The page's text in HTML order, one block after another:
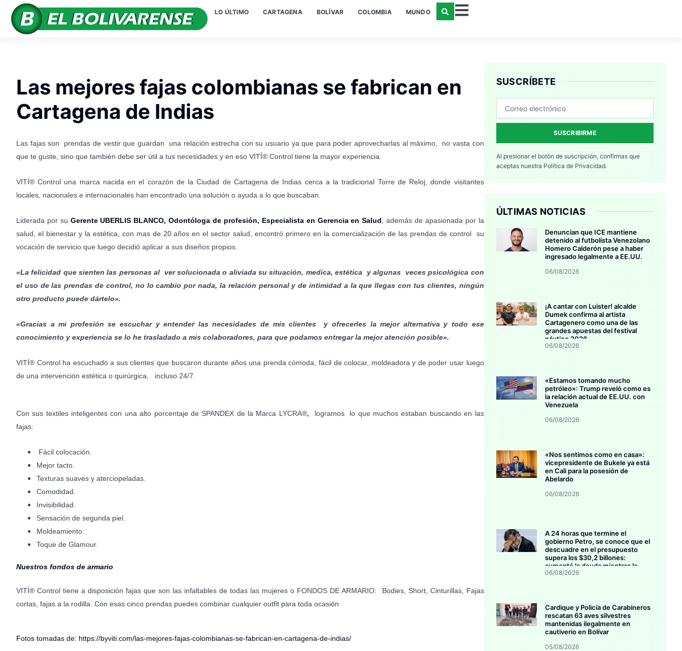
LO ÚLTIMO CARTAGENA BOLÍVAR COLOMBIA MUNDO
Las mejores fajas colombianas se fabrican en
Cartagena de Indias
Las fajas son prendas de vestir que guardan una relación estrecha con su usuario ya que para poder aprovecharlas al máximo, no vasta con
que te guste, sino que también debe ser útil a tus necesidades y en eso VITÍ® Control tiene la mayor experiencia.
VITÍ® Control una marca nacida en el corazón de la Ciudad de Cartagena de Indias cerca a la tradicional Torre de Reloj, donde visitantes
locales, nacionales e internacionales han encontrado una solución o ayuda a lo que buscaban.
Liderada por su Gerente UBERLIS BLANCO, Odontóloga de profesión, Especialista en Gerencia en Salud, además de apasionada por la
salud, el bienestar y la estética, con mas de 20 años en el sector salud, encontró primero en la comercialización de las prendas de control su
vocación de servicio que luego decidió aplicar a sus diseños propios.
«La felicidad que sienten las personas al ver solucionada o aliviada su situación, medica, estética y algunas veces psicológica con
el uso de las prendas de control, no lo cambio por nada, la relación personal y de intimidad a la que llegas con tus clientes, ningún
otro producto puede dártelo».
«Gracias a mi profesión se escuchar y entender las necesidades de mis clientes y ofrecerles la mejor alternativa y todo ese
conocimiento y experiencia se lo he trasladado a mis colaboradores, para que podamos entregar la mejor atención posible».
VITÍ® Control ha escuchado a sus clientes que buscaron durante años una prenda cómoda, fácil de colocar, moldeadora y de poder usar luego
de una intervención estética o quirúrgica, incluso 24/7.
Con sus textiles inteligentes con una alto porcentaje de SPANDEX de la Marca LYCRA®,
logramos lo que muchos estaban buscando en las
fajas:
Fácil colocación.
Mejor tacto.
Texturas suaves y aterciopeladas.
Comodidad.
Invisibilidad.
Sensación de segunda piel.
Moldeamiento.
Toque de Glamour.
Nuestros fondos de armario
VITÍ® Control tiene a disposición fajas que son las infaltables de todas las mujeres o FONDOS DE ARMARIO: Bodies, Short, Cinturillas, Fajas
cortas, fajas a la rodilla. Con esas cinco prendas puedes combinar cualquier outfit para toda ocasión
Fotos tomadas de: https://byviti.com/las-mejores-fajas-colombianas-se-fabrican-en-cartagena-de-indias/
SUSCRÍBETE
SUSCRIBIRME
Al presionar el botón de suscripción, confirmas que
aceptas nuestra Política de Privacidad.
ÚLTIMAS NOTICIAS
Denuncian que ICE mantiene
detenido al futbolista Venezolano
Homero Calderón pese a haber
ingresado legalmente a EE.UU.
06/08/2026
¡A cantar con Luister! alcalde
Dumek confirma al artista
Cartagenero como una de las
grandes apuestas del festival
náutico 2026
06/08/2026
«Estamos tomando mucho
petróleo»: Trump reveló como es
la relación actual de EE.UU. con
Venezuela
06/08/2026
«Nos sentimos como en casa»:
vicepresidente de Bukele ya está
en Cali para la posesión de
Abelardo
06/08/2026
A 24 horas que termine el
gobierno Petro, se conoce que el
descuadre en el presupuesto
supera los $30,2 billones:
aumentó la deuda mientras la
inversión se estanca
06/08/2026
Cardique y Policía de Carabineros
rescatan 63 aves silvestres
mantenidas ilegalmente en
cautiverio en Bolívar
05/08/2026